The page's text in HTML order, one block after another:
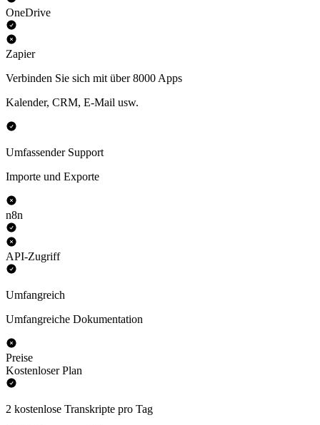
OneDrive
Zapier
Verbinden Sie sich mit über 8000 Apps
Kalender, CRM, E-Mail usw.
Umfassender Support
Importe und Exporte
n8n
API-Zugriff
Umfangreich
Umfangreiche Dokumentation
Preise
Kostenloser Plan
2 kostenlose Transkripte pro Tag